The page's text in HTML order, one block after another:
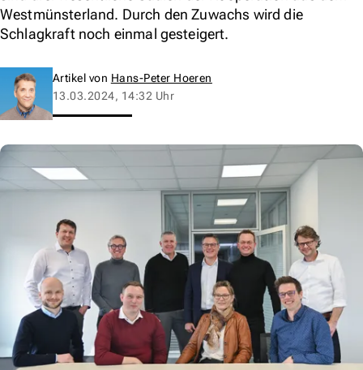
Westmünsterland. Durch den Zuwachs wird die
Schlagkraft noch einmal gesteigert.
Artikel von Hans-Peter Hoeren
13.03.2024, 14:32 Uhr